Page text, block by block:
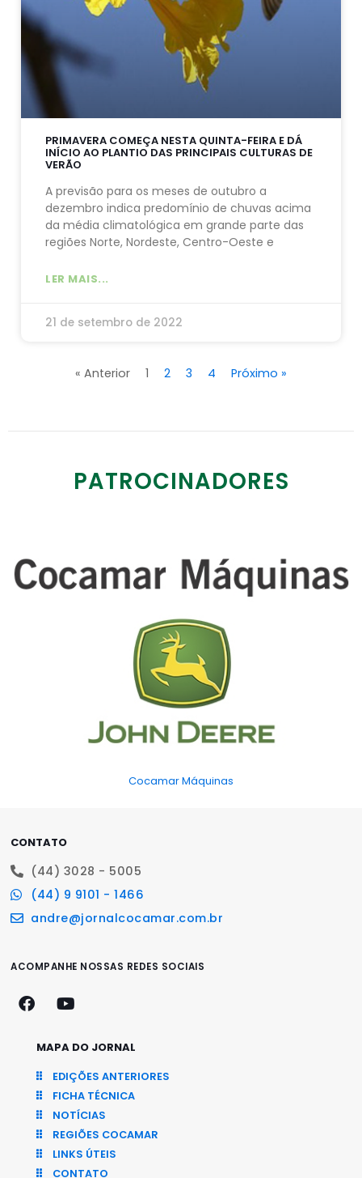
PRIMAVERA COMEÇA NESTA QUINTA-FEIRA E DÁ
INÍCIO AO PLANTIO DAS PRINCIPAIS CULTURAS DE
VERÃO
A previsão para os meses de outubro a
dezembro indica predomínio de chuvas acima
da média climatológica em grande parte das
regiões Norte, Nordeste, Centro-Oeste e
LER MAIS...
21 de setembro de 2022
« Anterior 1 2 3 4 Próximo »
PATROCINADORES
Cocamar Máquinas
CONTATO
(44) 3028 - 5005
(44) 9 9101 - 1466
andre@jornalcocamar.com.br
ACOMPANHE NOSSAS REDES SOCIAIS
MAPA DO JORNAL
EDIÇÕES ANTERIORES
FICHA TÉCNICA
NOTÍCIAS
REGIÕES COCAMAR
LINKS ÚTEIS
CONTATO